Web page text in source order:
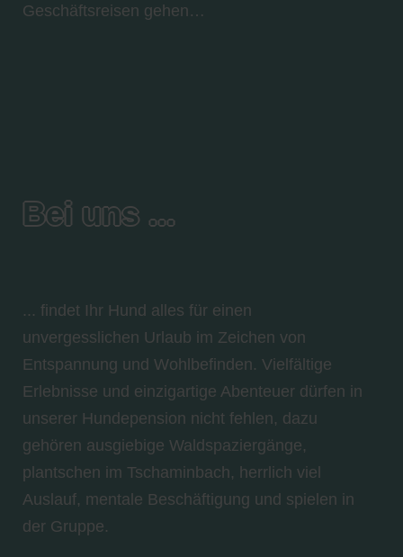
Geschäftsreisen gehen…
Bei uns ...
... findet Ihr Hund alles für einen
unvergesslichen Urlaub im Zeichen von
Entspannung und Wohlbefinden. Vielfältige
Erlebnisse und einzigartige Abenteuer dürfen in
unserer Hundepension nicht fehlen, dazu
gehören ausgiebige Waldspaziergänge,
plantschen im Tschaminbach, herrlich viel
Auslauf, mentale Beschäftigung und spielen in
der Gruppe.